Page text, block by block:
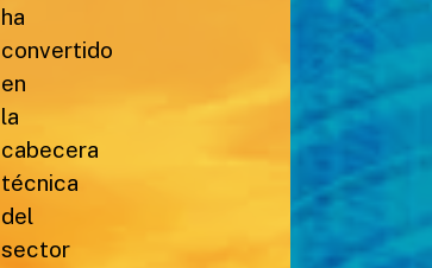
ha
convertido
en
la
cabecera
técnica
del
sector